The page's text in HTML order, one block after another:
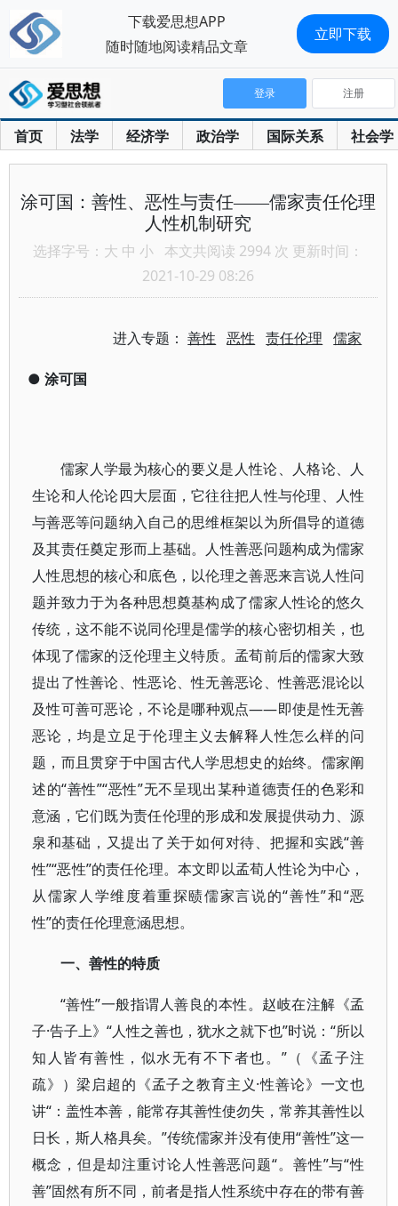
首页 法学 经济学 政治学 国际关系 社会学
登录 注册
涂可国：善性、恶性与责任——儒家责任伦理
人性机制研究
选择字号： 大 中 小 本文共阅读 2994 次 更新时间：
2021-10-29 08:26
进入专题：善性 恶性 责任伦理 儒家
● 涂可国
儒家人学最为核心的要义是人性论、人格论、人
生论和人伦论四大层面，它往往把人性与伦理、人性
与善恶等问题纳入自己的思维框架以为所倡导的道德
及其责任奠定形而上基础。人性善恶问题构成为儒家
人性思想的核心和底色，以伦理之善恶来言说人性问
题并致力于为各种思想奠基构成了儒家人性论的悠久
传统，这不能不说同伦理是儒学的核心密切相关，也
体现了儒家的泛伦理主义特质。孟荀前后的儒家大致
提出了性善论、性恶论、性无善恶论、性善恶混论以
及性可善可恶论，不论是哪种观点——即使是性无善
恶论，均是立足于伦理主义去解释人性怎么样的问
题，而且贯穿于中国古代人学思想史的始终。儒家阐
述的“善性”“恶性”无不呈现出某种道德责任的色彩和
意涵，它们既为责任伦理的形成和发展提供动力、源
泉和基础，又提出了关于如何对待、把握和实践“善
性”“恶性”的责任伦理。本文即以孟荀人性论为中心，
从儒家人学维度着重探赜儒家言说的“善性”和“恶
性”的责任伦理意涵思想。
一、善性的特质
“善性”一般指谓人善良的本性。赵岐在注解《孟
子·告子上》“人性之善也，犹水之就下也”时说：“所以
知人皆有善性，似水无有不下者也。”（《孟子注
疏》）梁启超的《孟子之教育主义·性善论》一文也
讲“：盖性本善，能常存其善性使勿失，常养其善性以
日长，斯人格具矣。”传统儒家并没有使用“善性”这一
概念，但是却注重讨论人性善恶问题“。善性”与“性
善”固然有所不同，前者是指人性系统中存在的带有善
下载爱思想APP
随时随地阅读精品文章
立即下载